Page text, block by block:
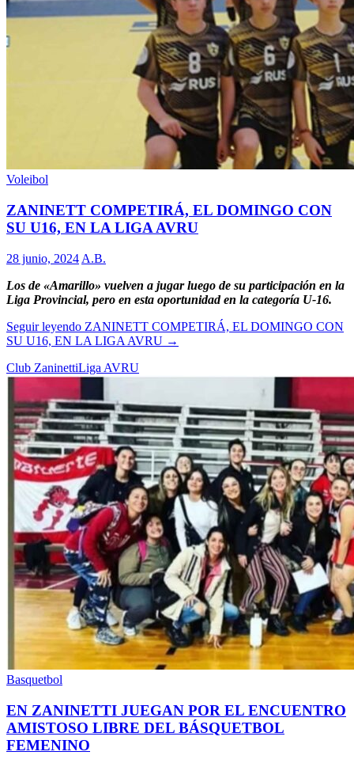
Voleibol
ZANINETT COMPETIRÁ, EL DOMINGO CON
SU U16, EN LA LIGA AVRU
28 junio, 2024 A.B.
Los de «Amarillo» vuelven a jugar luego de su participación en la
Liga Provincial, pero en esta oportunidad en la categoría U-16.
Seguir leyendo ZANINETT COMPETIRÁ, EL DOMINGO CON
SU U16, EN LA LIGA AVRU →
Club ZaninettiLiga AVRU
Basquetbol
EN ZANINETTI JUEGAN POR EL ENCUENTRO
AMISTOSO LIBRE DEL BÁSQUETBOL
FEMENINO